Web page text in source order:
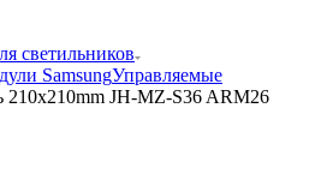
светильников
SamsungУправляемые
210x210mm JH-MZ-S36 ARM26